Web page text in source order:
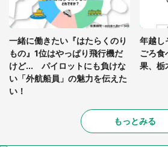
一緒に働きたい『はたらくのり
もの』1位はやっぱり飛行機だ
けど... パイロットにも負けな
い「外航船員」の魅力を伝えた
い！
年越し
ごろ
果、栃
もっとみる